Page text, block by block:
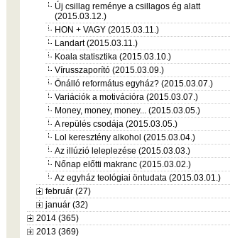
Új csillag reménye a csillagos ég alatt
(2015.03.12.)
HON + VAGY (2015.03.11.)
Landart (2015.03.11.)
Koala statisztika (2015.03.10.)
Vírusszaporító (2015.03.09.)
Önálló református egyház? (2015.03.07.)
Variációk a motivációra (2015.03.07.)
Money, money, money... (2015.03.05.)
A repülés csodája (2015.03.05.)
Lol keresztény alkohol (2015.03.04.)
Az illúzió leleplezése (2015.03.03.)
Nőnap előtti makranc (2015.03.02.)
Az egyház teológiai öntudata (2015.03.01.)
február (27)
január (32)
2014 (365)
2013 (369)